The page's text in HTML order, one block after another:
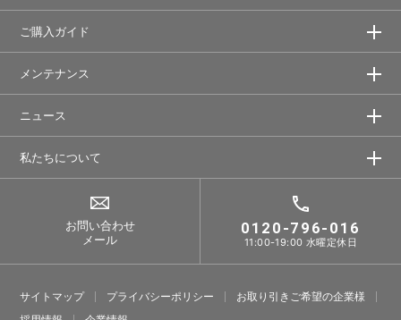
ご購入ガイド
メンテナンス
ニュース
私たちについて
お問い合わせ
メール
0120-796-016
11:00-19:00 水曜定休日
サイトマップ プライバシーポリシー
お取り引きご希望の企業様